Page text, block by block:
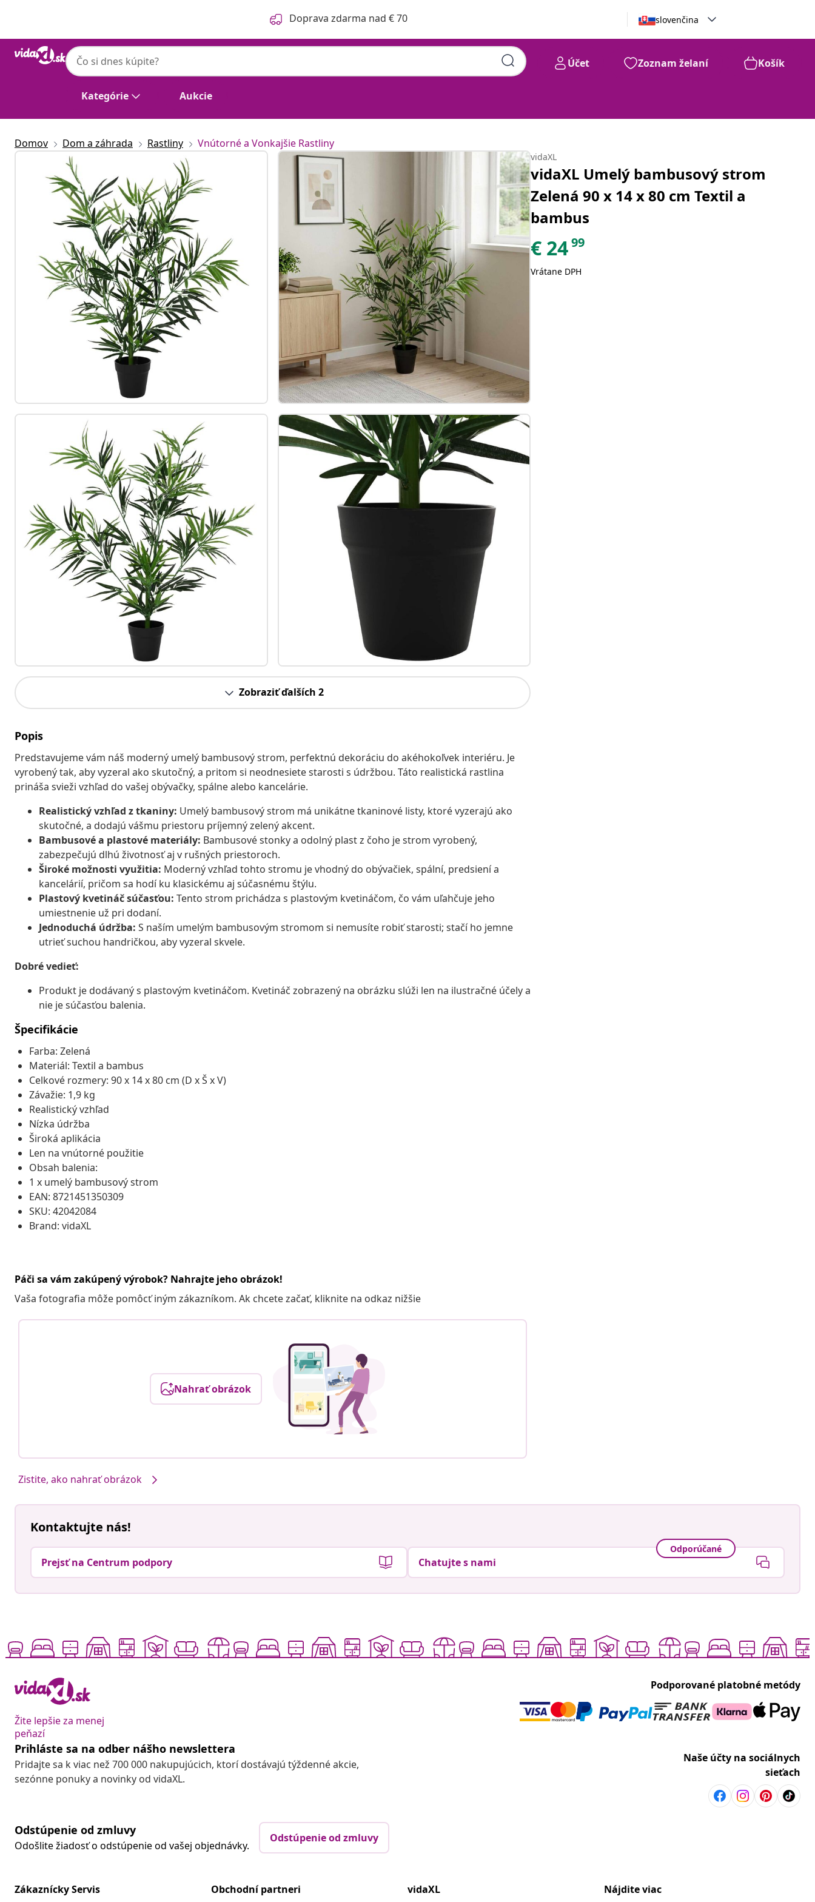
Doprava zdarma nad € 70 slovenčina
Kategórie Aukcie
Účet Zoznam želaní Košík
Domov Dom a záhrada Rastliny Vnútorné a Vonkajšie Rastliny
Zobraziť ďalších 2
Popis
Predstavujeme vám náš moderný umelý bambusový strom, perfektnú dekoráciu do akéhokoľvek interiéru. Je
vyrobený tak, aby vyzeral ako skutočný, a pritom si neodnesiete starosti s údržbou. Táto realistická rastlina
prináša svieži vzhľad do vašej obývačky, spálne alebo kancelárie.
Realistický vzhľad z tkaniny: Umelý bambusový strom má unikátne tkaninové listy, ktoré vyzerajú ako
skutočné, a dodajú vášmu priestoru príjemný zelený akcent.
Bambusové a plastové materiály: Bambusové stonky a odolný plast z čoho je strom vyrobený,
zabezpečujú dlhú životnosť aj v rušných priestoroch.
Široké možnosti využitia: Moderný vzhľad tohto stromu je vhodný do obývačiek, spální, predsiení a
kancelárií, pričom sa hodí ku klasickému aj súčasnému štýlu.
Plastový kvetináč súčasťou: Tento strom prichádza s plastovým kvetináčom, čo vám uľahčuje jeho
umiestnenie už pri dodaní.
Jednoduchá údržba: S naším umelým bambusovým stromom si nemusíte robiť starosti; stačí ho jemne
utrieť suchou handričkou, aby vyzeral skvele.
Dobré vedieť:
Produkt je dodávaný s plastovým kvetináčom. Kvetináč zobrazený na obrázku slúži len na ilustračné účely a
nie je súčasťou balenia.
Špecifikácie
Farba: Zelená
Materiál: Textil a bambus
Celkové rozmery: 90 x 14 x 80 cm (D x Š x V)
Závažie: 1,9 kg
Realistický vzhľad
Nízka údržba
Široká aplikácia
Len na vnútorné použitie
Obsah balenia:
1 x umelý bambusový strom
EAN: 8721451350309
SKU: 42042084
Brand: vidaXL
Páči sa vám zakúpený výrobok? Nahrajte jeho obrázok!
Vaša fotografia môže pomôcť iným zákazníkom. Ak chcete začať, kliknite na odkaz nižšie
Nahrať obrázok
Zistite, ako nahrať obrázok
vidaXL
vidaXL Umelý bambusový strom
Zelená 90 x 14 x 80 cm Textil a
bambus
€ 2499
Vrátane DPH
Kontaktujte nás!
Prejsť na Centrum podpory
Odporúčané
Chatujte s nami
Žite lepšie za menej
peňazí
Podporované platobné metódy
Prihláste sa na odber nášho newslettera
Pridajte sa k viac než 700 000 nakupujúcich, ktorí dostávajú týždenné akcie,
sezónne ponuky a novinky od vidaXL.
Naše účty na sociálnych
sieťach
Odstúpenie od zmluvy
Odošlite žiadosť o odstúpenie od vašej objednávky.
Odstúpenie od zmluvy
Zákaznícky Servis
Obchodní partneri
vidaXL
Nájdite viac